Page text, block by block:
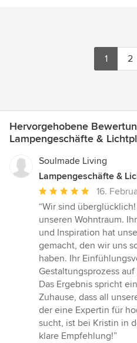
1 2
Hervorgehobene
Lampengeschäfte &
Soulmade Living
Lampengeschäfte &
Durchschnittliche
Bewertung:
5
von
5
Sternen
16.
“Wir sind
unseren Wohntraum.
und Inspiration hat
gemacht, den wir uns
haben. Ihr
Gestaltungsprozess
Das Ergebnis spricht
Zuhause, dass all
der eine Expertin für
sucht, ist bei Kristin in
klare Empfehlung!”